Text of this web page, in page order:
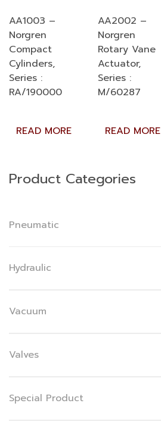
AA1003 –
Norgren
Compact
Cylinders,
Series :
RA/190000
READ MORE
AA2002 –
Norgren
Rotary Vane
Actuator,
Series :
M/60287
READ MORE
Product Categories
Pneumatic
Hydraulic
Vacuum
Valves
Special Product